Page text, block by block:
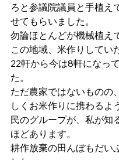
ろと参議院議員と手植え
せてもらいました。
勿論ほとんどが機械植え
この地域、米作りしてい
22軒から今は8軒になっ
た。
ただ農家ではないものの
しくお米作りに携わるよ
民のグループが、私が知
ほどあります。
耕作放棄の田んぼもだい